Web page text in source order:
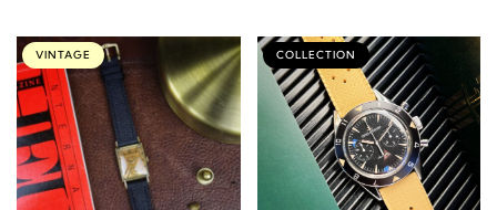
VINTAGE COLLECTION